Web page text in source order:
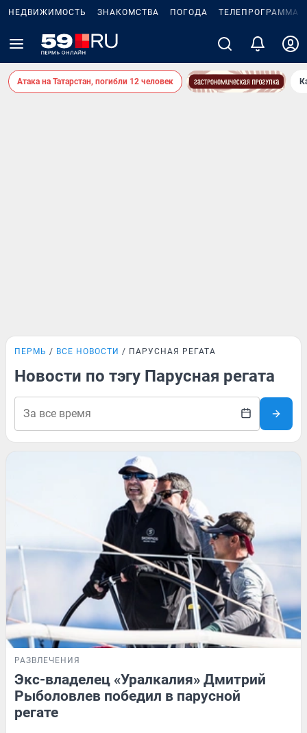
НЕДВИЖИМОСТЬ ЗНАКОМСТВА ПОГОДА ТЕЛЕПРОГРАММА
Атака на Татарстан, погибли 12 человек
ПЕРМЬ ВСЕ НОВОСТИ ПАРУСНАЯ РЕГАТА
Новости по тэгу Парусная регата
РАЗВЛЕЧЕНИЯ
Экс-владелец «Уралкалия» Дмитрий
Рыболовлев победил в парусной
регате